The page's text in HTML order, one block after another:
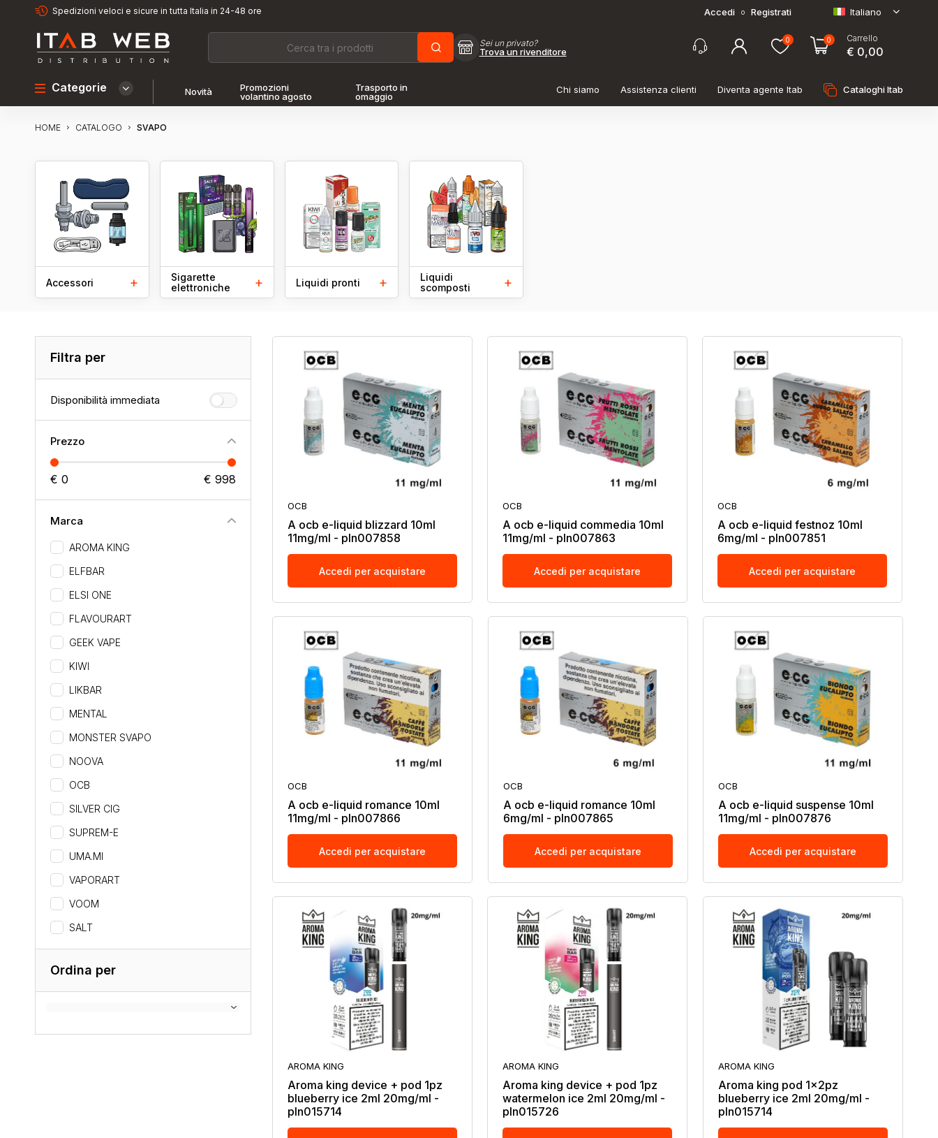
Spedizioni veloci e sicure in tutta Italia in 24-48 ore Accedi o Registrati Italiano
Sei un privato?
Trova un rivenditore
0 0 Carrello
€ 0,00
Categorie Novità
Promozioni
volantino agosto
Trasporto in
omaggio
Chi siamo Assistenza clienti Diventa agente Itab Cataloghi Itab
HOME CATALOGO SVAPO
Accessori +
Sigarette
elettroniche
+ Liquidi pronti +
Liquidi
scomposti
+
Filtra per
Disponibilità immediata
Prezzo
€ 0 € 998
Marca
AROMA KING
ELFBAR
ELSI ONE
FLAVOURART
GEEK VAPE
KIWI
LIKBAR
MENTAL
MONSTER SVAPO
NOOVA
OCB
SILVER CIG
SUPREM-E
UMA.MI
VAPORART
VOOM
SALT
Ordina per
OCB
A ocb e-liquid blizzard 10ml
11mg/ml - pln007858
Accedi per acquistare
OCB
A ocb e-liquid commedia 10ml
11mg/ml - pln007863
Accedi per acquistare
OCB
A ocb e-liquid festnoz 10ml
6mg/ml - pln007851
Accedi per acquistare
OCB
A ocb e-liquid romance 10ml
11mg/ml - pln007866
Accedi per acquistare
OCB
A ocb e-liquid romance 10ml
6mg/ml - pln007865
Accedi per acquistare
OCB
A ocb e-liquid suspense 10ml
11mg/ml - pln007876
Accedi per acquistare
AROMA KING
Aroma king device + pod 1pz
blueberry ice 2ml 20mg/ml -
pln015714
AROMA KING
Aroma king device + pod 1pz
watermelon ice 2ml 20mg/ml -
pln015726
AROMA KING
Aroma king pod 1x2pz
blueberry ice 2ml 20mg/ml -
pln015714